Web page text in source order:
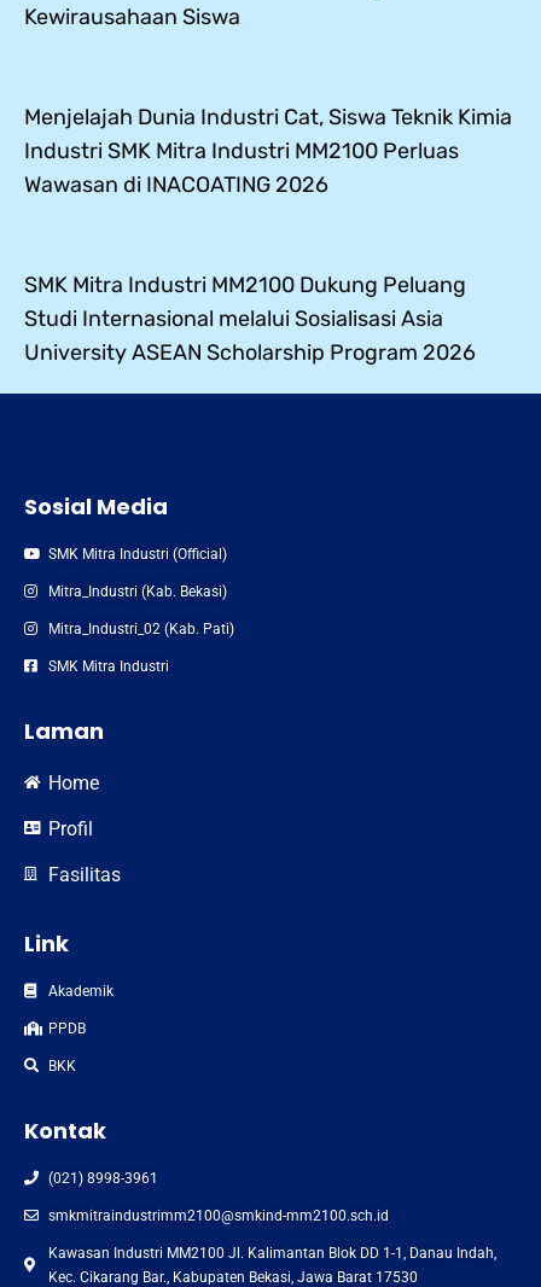
Kewirausahaan Siswa
Menjelajah Dunia Industri Cat, Siswa Teknik Kimia
Industri SMK Mitra Industri MM2100 Perluas
Wawasan di INACOATING 2026
SMK Mitra Industri MM2100 Dukung Peluang
Studi Internasional melalui Sosialisasi Asia
University ASEAN Scholarship Program 2026
Sosial Media
SMK Mitra Industri (Official)
Mitra_Industri (Kab. Bekasi)
Mitra_Industri_02 (Kab. Pati)
SMK Mitra Industri
Laman
Home
Profil
Fasilitas
Link
Akademik
PPDB
BKK
Kontak
(021) 8998-3961
smkmitraindustrimm2100@smkind-mm2100.sch.id
Kawasan Industri MM2100 Jl. Kalimantan Blok DD 1-1, Danau Indah,
Kec. Cikarang Bar., Kabupaten Bekasi, Jawa Barat 17530